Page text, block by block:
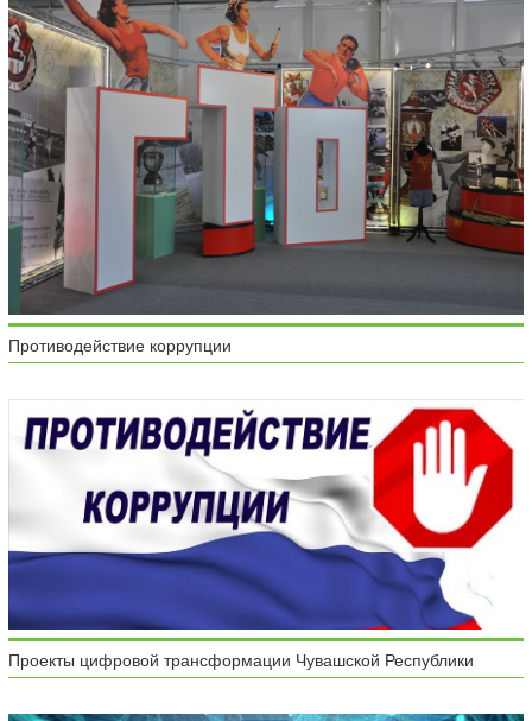
Противодействие коррупции
Проекты цифровой трансформации Чувашской Республики